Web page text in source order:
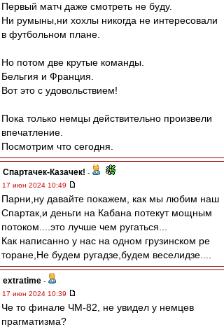
Первый матч даже смотреть не буду.
Ни румыны,ни хохлы никогда не интересовали
в футбольном плане.
Но потом две крутые команды.
Бельгия и Франция.
Вот это с удовольствием!
Пока только немцы действительно произвели
впечатление.
Посмотрим что сегодня.
Спартачек-Казачек! -
17 июн 2024 10:49
Парни,ну давайте покажем, как мы любим наш
Спартак,и деньги на Кабана потекут мощным
потоком....это лучше чем ругаться...
Как написанно у нас на одном грузинском ре
торане,Не будем ругадзе,будем веселидзе....
extratime -
17 июн 2024 10:39
Че то финале ЧМ-82, не увидел у немцев
прагматизма?